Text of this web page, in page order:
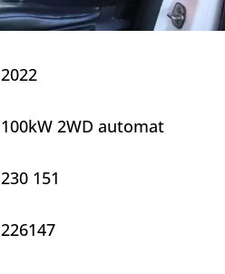
2022
100kW 2WD automat
230 151
226147